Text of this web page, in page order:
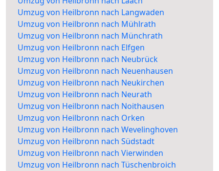
Umzug von Heilbronn nach Langwaden
Umzug von Heilbronn nach Mühlrath
Umzug von Heilbronn nach Münchrath
Umzug von Heilbronn nach Elfgen
Umzug von Heilbronn nach Neubrück
Umzug von Heilbronn nach Neuenhausen
Umzug von Heilbronn nach Neukirchen
Umzug von Heilbronn nach Neurath
Umzug von Heilbronn nach Noithausen
Umzug von Heilbronn nach Orken
Umzug von Heilbronn nach Wevelinghoven
Umzug von Heilbronn nach Südstadt
Umzug von Heilbronn nach Vierwinden
Umzug von Heilbronn nach Tüschenbroich